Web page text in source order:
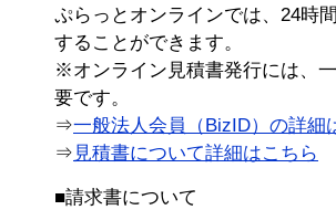
ぷらっとオンラインでは、24時
することができます。
※オンライン見積書発行には、
要です。
⇒一般法人会員（BizID）の詳細
⇒ 見積書について詳細はこちら
■請求書について